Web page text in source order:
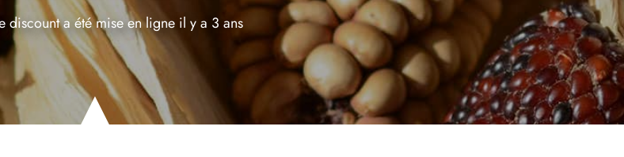
discount a été mise en ligne il y a 3 ans